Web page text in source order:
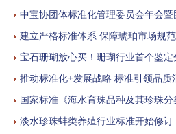
中宝协团体标准化管理委员会年会
建立严格标准体系 保障琥珀市场
宝石珊瑚放心买！珊瑚行业首个鉴
推动标准化+发展战略 标准引领品质
国家标准《海水育珠品种及其珍珠
淡水珍珠蚌类养殖行业标准开始修订